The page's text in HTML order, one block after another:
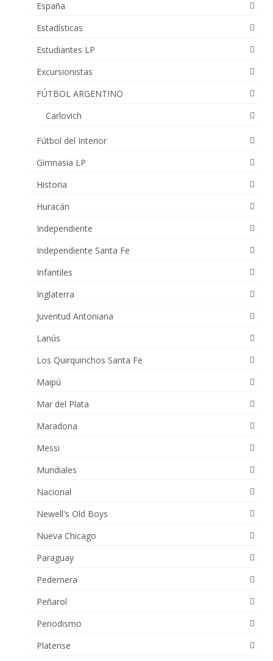
España
Estadísticas
Estudiantes LP
Excursionistas
FÚTBOL ARGENTINO
Carlovich
Fútbol del Interior
Gimnasia LP
Historia
Huracán
Independiente
Independiente Santa Fe
Infantiles
Inglaterra
Juventud Antoniana
Lanús
Los Quirquinchos Santa Fe
Maipú
Mar del Plata
Maradona
Messi
Mundiales
Nacional
Newell's Old Boys
Nueva Chicago
Paraguay
Pedernera
Peñarol
Periodismo
Platense